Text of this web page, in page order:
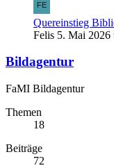
Quereinstieg
Felis 5. Mai 2026
Bildagentur
FaMI Bildagentur
Themen
18
Beiträge
72